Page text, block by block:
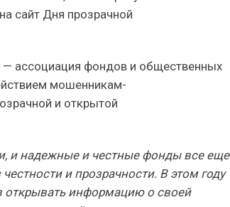
сайт Дня прозрачной
— ассоциация фондов и общественных
мошенникам-
и открытой
и надежные и честные фонды все еще
и прозрачности. В этом году
открывать информацию о своей